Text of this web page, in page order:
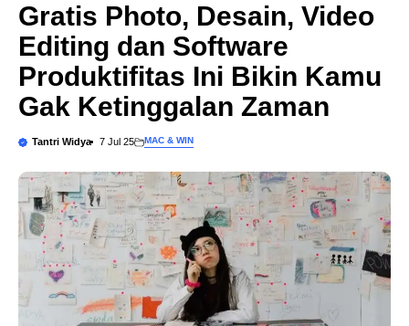
Gratis Photo, Desain, Video
Editing dan Software
Produktifitas Ini Bikin Kamu
Gak Ketinggalan Zaman
Tantri Widya 7 Jul 25 MAC & WIN